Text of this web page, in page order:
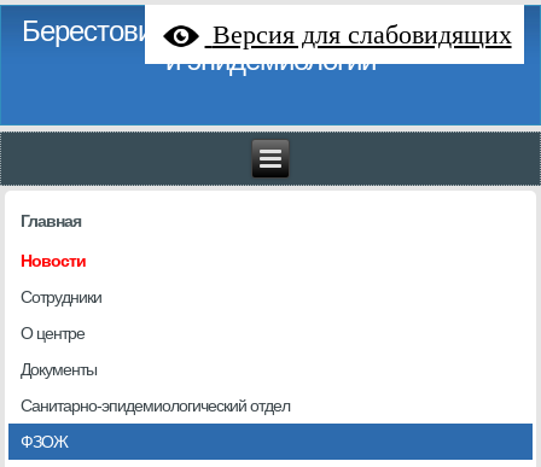
Версия для слабовидящих
Берестовицкий районный центр гигиены
и эпидемиологии
Главная
Новости
Сотрудники
О центре
Документы
Санитарно-эпидемиологический отдел
ФЗОЖ